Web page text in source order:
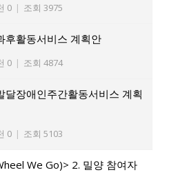
0 | 조회 3975
후활동서비스 계획안
0 | 조회 4874
장애인주간활동서비스 계획
0 | 조회 5103
We Go)> 2. 밀양 참여자